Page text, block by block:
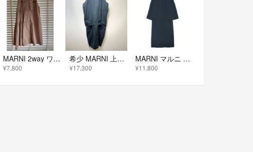
MARNI 2way ワンピース
¥7,800
希少 MARNI 上質 シャーリング デザイン ノースリーブ ワンピース 38
¥17,300
MARNI マルニ ワンピース S 紺 【古着】【中古】【送料無料】
¥11,800